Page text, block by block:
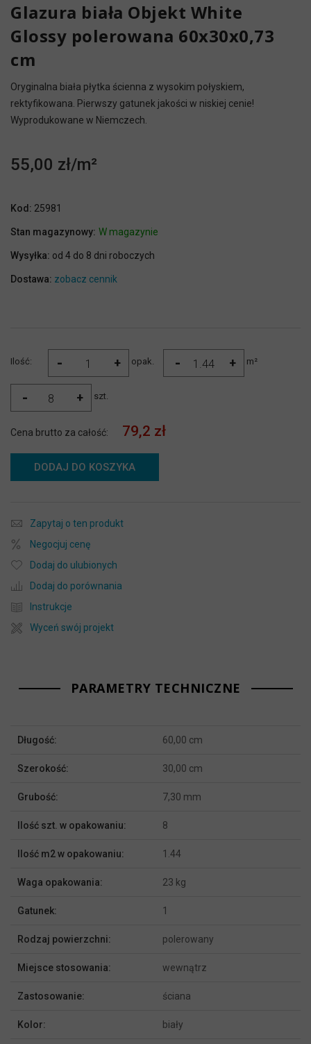
Glazura biała Objekt White
Glossy polerowana 60x30x0,73
cm
Oryginalna biała płytka ścienna z wysokim połyskiem,
rektyfikowana. Pierwszy gatunek jakości w niskiej cenie!
Wyprodukowane w Niemczech.
55,00 zł
Kod: 25981
Stan magazynowy: W magazynie
Wysyłka: od 4 do 8 dni roboczych
Dostawa: zobacz cennik
Ilość: - + opak. - + m²
- + szt.
Cena brutto za całość: 79,2 zł
DODAJ DO KOSZYKA
Zapytaj o ten produkt
Negocjuj cenę
Dodaj do ulubionych
Dodaj do porównania
Instrukcje
Wyceń swój projekt
PARAMETRY TECHNICZNE
Długość: 60,00 cm
Szerokość: 30,00 cm
Grubość: 7,30 mm
Ilość szt. w opakowaniu: 8
Ilość m2 w opakowaniu: 1.44
Waga opakowania: 23 kg
Gatunek: 1
Rodzaj powierzchni: polerowany
Miejsce stosowania: wewnątrz
Zastosowanie: ściana
Kolor: biały